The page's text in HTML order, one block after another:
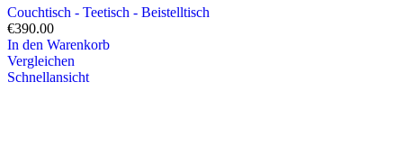
Couchtisch - Teetisch - Beistelltisch
€390.00
In den Warenkorb
Vergleichen
Schnellansicht